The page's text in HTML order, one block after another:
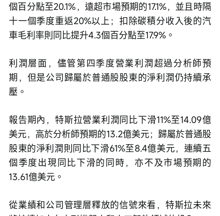
個百分點至20.1%，遠超市場預期的17.1%，並且時隔
十一個季度重返20%以上；扣除碳積分收入後的汽
車毛利率則同比提升4.3個百分點至17.9%。
利潤層面，儘管第四季度營業利潤超過分析師預
期，但是公司歸屬於普通股股東的淨利潤仍持續承
壓。
報告期內，特斯拉營業利潤同比下滑11%至14.09億
美元，高於分析師預期的13.2億美元；歸屬於普通股
股東的淨利潤則同比下滑61%至8.4億美元，連續五
個季度出現同比下滑的同時，亦不及市場預期的
13.61億美元。
從業績和公司管理層釋放的信號來看，特斯拉未來